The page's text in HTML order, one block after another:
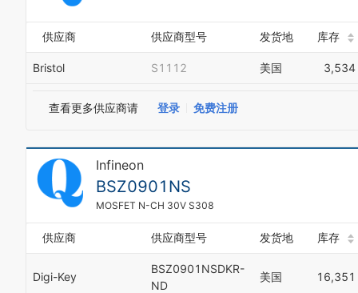
供应商 供应商型号 发货地 库存
Bristol S1112 美国 3,534
查看更多供应商请 登录 免费注册
Infineon
BSZ0901NS
MOSFET N-CH 30V S308
供应商 供应商型号 发货地 库存
Digi-Key
BSZ0901NSDKR-
ND
美国 16,351